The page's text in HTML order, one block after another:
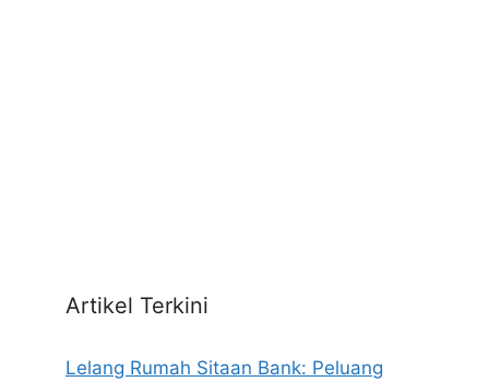
Artikel Terkini
Lelang Rumah Sitaan Bank: Peluang